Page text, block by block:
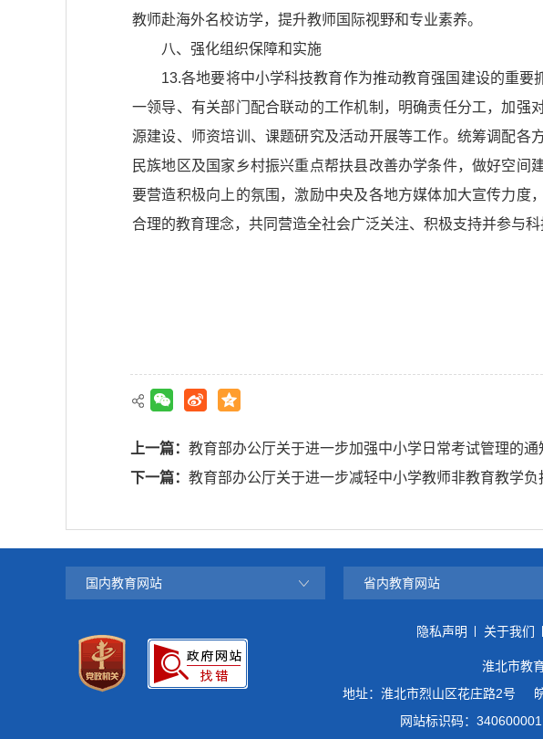
教师赴海外名校访学，提升教师国际视野和专业素养。
八、强化组织保障和实施
13.各地要将中小学科技教育作为推动教育强国建设的重
一领导、有关部门配合联动的工作机制，明确责任分工，加强
源建设、师资培训、课题研究及活动开展等工作。统筹调配各
民族地区及国家乡村振兴重点帮扶县改善办学条件，做好空间
要营造积极向上的氛围，激励中央及各地方媒体加大宣传力
合理的教育理念，共同营造全社会广泛关注、积极支持并参与科
上一篇： 教育部办公厅关于进一步加强中小学日常考试管理的通
下一篇： 教育部办公厅关于进一步减轻中小学教师非教育教学负
国内教育网站 省内教育网站
隐私声明 关于我们
淮北市教
地址：淮北市烈山区花庄路2号
网站标识码：